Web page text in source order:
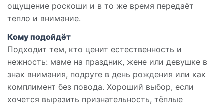
ощущение роскоши и в то же время передаёт
тепло и внимание.
Кому подойдёт
Подходит тем, кто ценит естественность и
нежность: маме на праздник, жене или девушке в
знак внимания, подруге в день рождения или как
комплимент без повода. Хороший выбор, если
хочется выразить признательность, тёплые